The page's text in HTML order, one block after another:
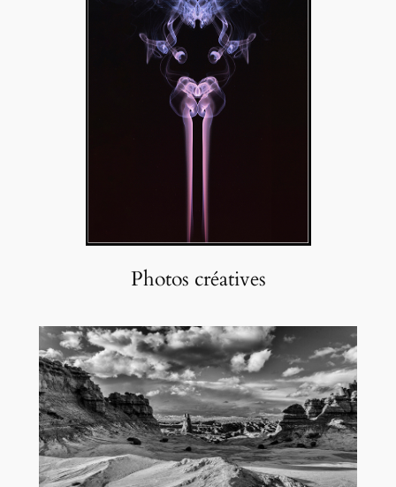
Photos créatives